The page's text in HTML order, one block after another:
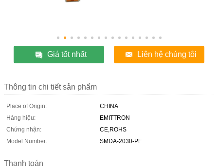
Giá tốt nhất Liên hệ chúng tôi
Thông tin chi tiết sản phẩm
Place of Origin:
CHINA
Hàng hiệu:
EMITTRON
Chứng nhận:
CE,ROHS
Model Number:
SMDA-2030-PF
Thanh toán